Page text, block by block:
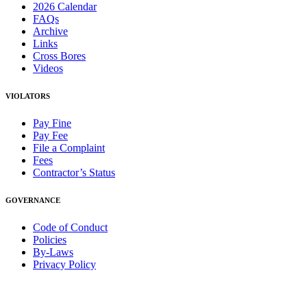
2026 Calendar
FAQs
Archive
Links
Cross Bores
Videos
VIOLATORS
Pay Fine
Pay Fee
File a Complaint
Fees
Contractor’s Status
GOVERNANCE
Code of Conduct
Policies
By-Laws
Privacy Policy